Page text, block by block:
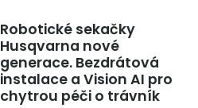
Robotické sekačky
Husqvarna nové
generace. Bezdrátová
instalace a Vision AI pro
chytrou péči o trávník